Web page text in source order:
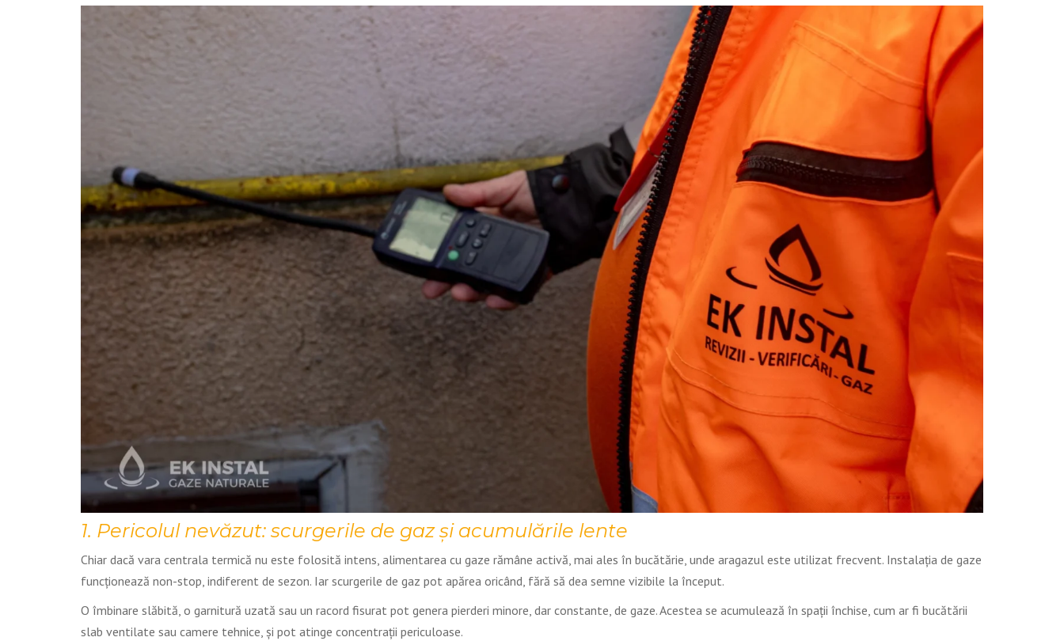
1. Pericolul nevăzut: scurgerile de gaz și acumulările lente
Chiar dacă vara centrala termică nu este folosită intens, alimentarea cu gaze rămâne activă, mai ales în bucătărie, unde aragazul este utilizat frecvent. Instalația de gaze
funcționează non-stop, indiferent de sezon. Iar scurgerile de gaz pot apărea oricând, fără să dea semne vizibile la început.
O îmbinare slăbită, o garnitură uzată sau un racord fisurat pot genera pierderi minore, dar constante, de gaze. Acestea se acumulează în spații închise, cum ar fi bucătării
slab ventilate sau camere tehnice, și pot atinge concentrații periculoase.